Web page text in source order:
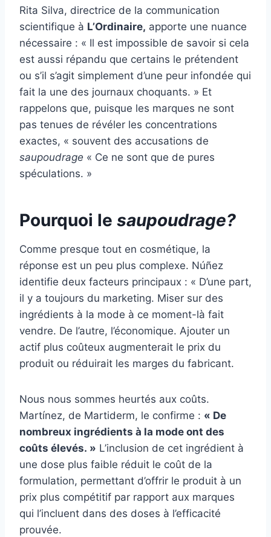
Rita Silva, directrice de la communication
scientifique à L’Ordinaire, apporte une nuance
nécessaire : « Il est impossible de savoir si cela
est aussi répandu que certains le prétendent
ou s’il s’agit simplement d’une peur infondée qui
fait la une des journaux choquants. » Et
rappelons que, puisque les marques ne sont
pas tenues de révéler les concentrations
exactes, « souvent des accusations de
saupoudrage « Ce ne sont que de pures
spéculations. »
Pourquoi le saupoudrage?
Comme presque tout en cosmétique, la
réponse est un peu plus complexe. Núñez
identifie deux facteurs principaux : « D’une part,
il y a toujours du marketing. Miser sur des
ingrédients à la mode à ce moment-là fait
vendre. De l’autre, l’économique. Ajouter un
actif plus coûteux augmenterait le prix du
produit ou réduirait les marges du fabricant.
Nous nous sommes heurtés aux coûts.
Martínez, de Martiderm, le confirme : « De
nombreux ingrédients à la mode ont des
coûts élevés. » L’inclusion de cet ingrédient à
une dose plus faible réduit le coût de la
formulation, permettant d’offrir le produit à un
prix plus compétitif par rapport aux marques
qui l’incluent dans des doses à l’efficacité
prouvée.